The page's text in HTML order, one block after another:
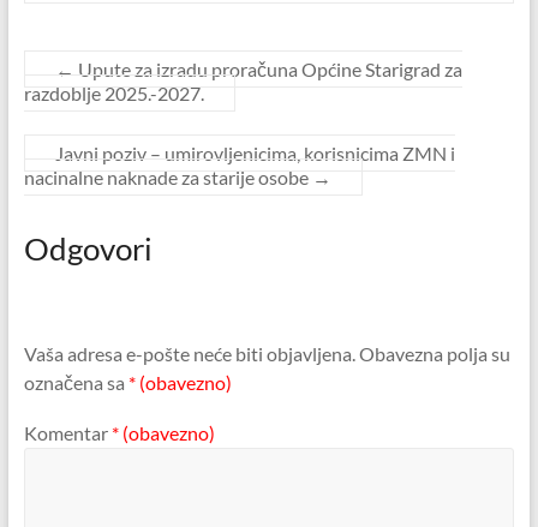
← Upute za izradu proračuna Općine Starigrad za
razdoblje 2025.-2027.
Javni poziv – umirovljenicima, korisnicima ZMN i
nacinalne naknade za starije osobe →
Odgovori
Vaša adresa e-pošte neće biti objavljena.Obavezna polja su
označena sa * (obavezno)
Komentar * (obavezno)